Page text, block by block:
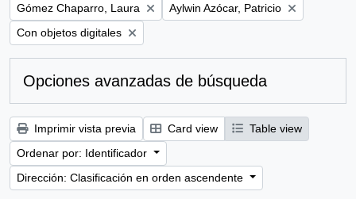
Remove filter:
Gómez Chaparro, Laura Remove filter:
Aylwin Azócar, Patricio
Remove filter:
Con objetos digitales
Opciones avanzadas de búsqueda
Imprimir vista previa Card view
Table view
Ordenar por: Identificador
Dirección: Clasificación en orden ascendente